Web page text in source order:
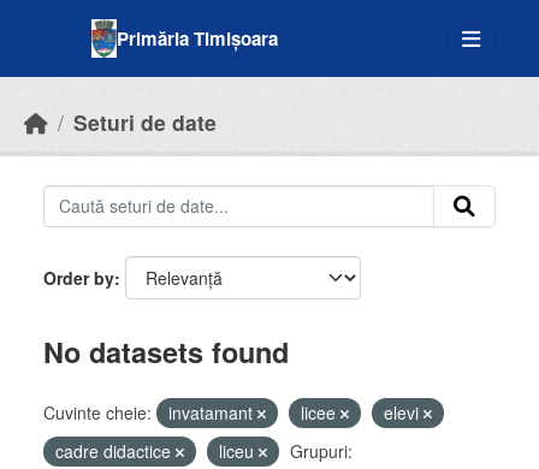
Primăria Timișoara
Seturi de date
Order by
No datasets found
Cuvinte cheie: invatamant licee
elevi
cadre didactice
liceu
Grupuri: